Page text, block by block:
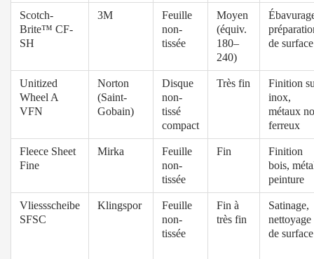
Scotch-
Brite™ CF-
SH
3M
Feuille
non-
tissée
Moyen
(équiv.
180–
240)
de surface
Unitized
Wheel A
VFN
Norton
(Saint-
Gobain)
Disque
non-
tissé
compact
Très fin
Finition
inox,
métaux
ferreux
Fleece Sheet
Fine
Mirka
Feuille
non-
tissée
Fin
Finition
bois,
peinture
Vliessscheibe
SFSC
Klingspor
Feuille
non-
tissée
Fin à
très fin
Satinage,
nettoyage
de surface